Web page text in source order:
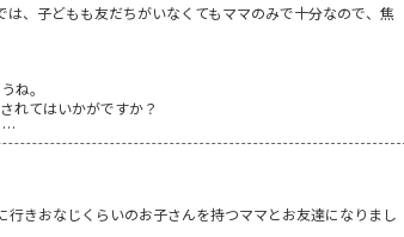
、子どもも友だちがいなくてもママのみで十分なので、焦
ね。
れてはいかがですか？
…
きおなじくらいのお子さんを持つママとお友達になりまし